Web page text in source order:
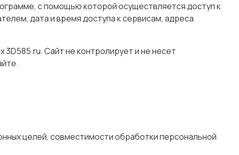
с помощью которой осуществляется доступ к
дата и время доступа к сервисам, адреса
3D585.ru. Сайт не контролирует и не несет
целей, совместимости обработки персональной